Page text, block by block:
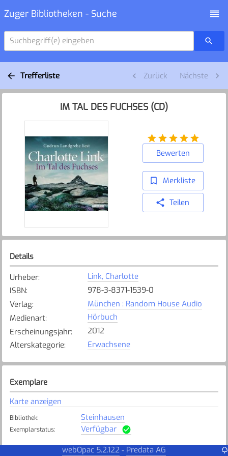
Zuger Bibliotheken - Suche
Suchbegriff(e) eingeben
Trefferliste Zurück Nächste
IM TAL DES FUCHSES (CD)
Bewerten
Merkliste
Teilen
Details
Urheber:
Link, Charlotte
ISBN:
978-3-8371-1539-0
Verlag:
München : Random House Audio
Medienart:
Hörbuch
Erscheinungsjahr:
2012
Alterskategorie: Erwachsene
Exemplare
Karte anzeigen
Bibliothek: Steinhausen
Exemplarstatus: Verfügbar
webOpac 5.2.122 - Predata AG